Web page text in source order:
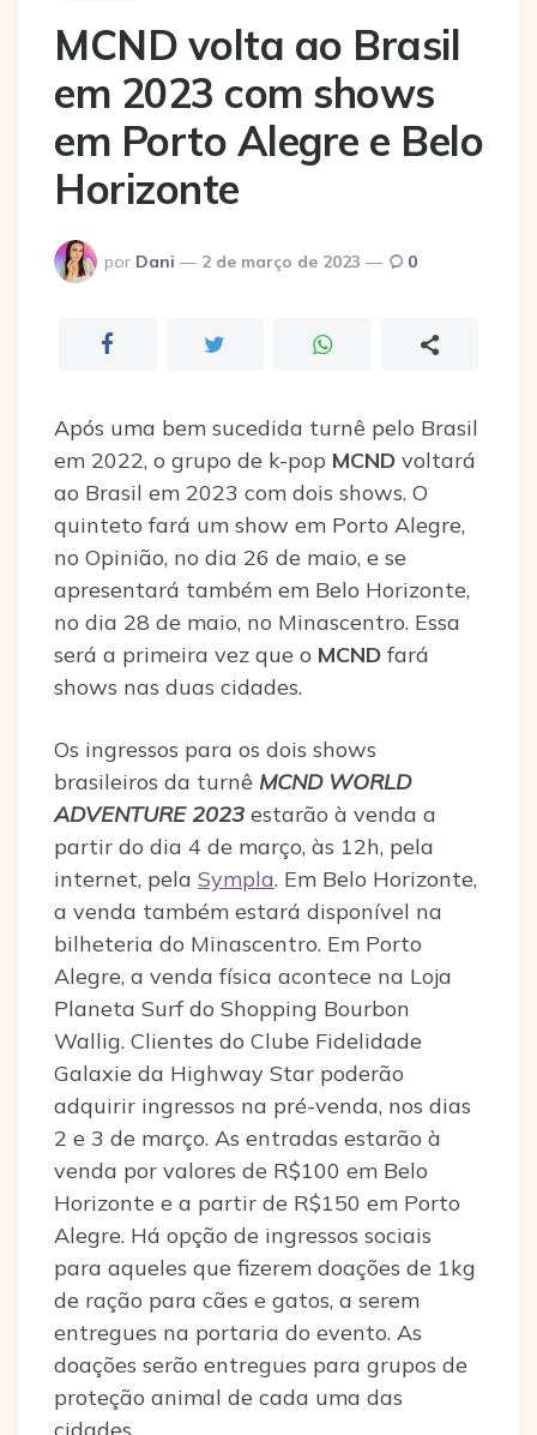
MCND volta ao Brasil
em 2023 com shows
em Porto Alegre e Belo
Horizonte
Postado
por
por Dani 2 de março de 2023 0
Após uma bem sucedida turnê pelo Brasil
em 2022, o grupo de k-pop MCND voltará
ao Brasil em 2023 com dois shows. O
quinteto fará um show em Porto Alegre,
no Opinião, no dia 26 de maio, e se
apresentará também em Belo Horizonte,
no dia 28 de maio, no Minascentro. Essa
será a primeira vez que o MCND fará
shows nas duas cidades.
Os ingressos para os dois shows
brasileiros da turnê MCND WORLD
ADVENTURE 2023 estarão à venda a
partir do dia 4 de março, às 12h, pela
internet, pela Sympla. Em Belo Horizonte,
a venda também estará disponível na
bilheteria do Minascentro. Em Porto
Alegre, a venda física acontece na Loja
Planeta Surf do Shopping Bourbon
Wallig. Clientes do Clube Fidelidade
Galaxie da Highway Star poderão
adquirir ingressos na pré-venda, nos dias
2 e 3 de março. As entradas estarão à
venda por valores de R$100 em Belo
Horizonte e a partir de R$150 em Porto
Alegre. Há opção de ingressos sociais
para aqueles que fizerem doações de 1kg
de ração para cães e gatos, a serem
entregues na portaria do evento. As
doações serão entregues para grupos de
proteção animal de cada uma das